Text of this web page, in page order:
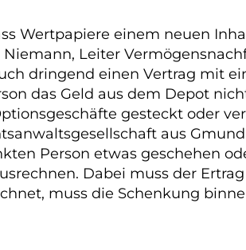
Wertpapiere einem neuen
Leiter
dringend einen Vertrag mit
das Geld aus dem Depot
gesteckt oder
aus
Person etwas geschehen
Dabei muss der
muss die Schenkung